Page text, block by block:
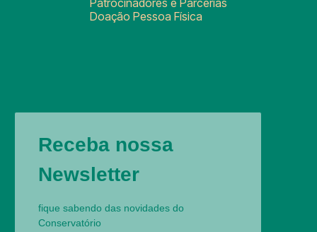
Patrocinadores e Parcerias
Doação Pessoa Física